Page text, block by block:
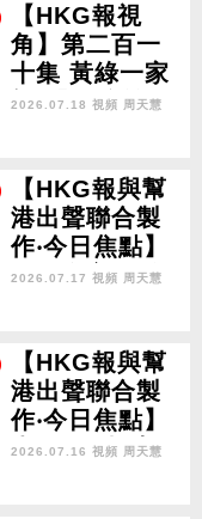
【HKG報視
角】第二百一
十集 黃綠一家
親 「政治雙
ather: HK’s O
pposition and
Taiwan’s DPP
Ruin Taiwan
ards
2026.07.18 視頻 周天慧
【HKG報與幫
港出聲聯合製
作‧今日焦點】
歐盟全方位發
奉陪到底！
2026.07.17 視頻 周天慧
【HKG報與幫
港出聲聯合製
作‧今日焦點】
由FCCC報告及
2026.07.16 視頻 周天慧